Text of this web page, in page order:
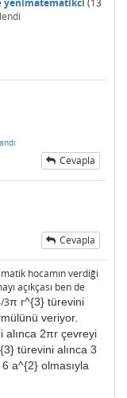
yenimatematikci (13
Cevapla
Cevapla
hocamın verdiği
açıkçası ben de
3π r^{3} türevini
veriyor.
alınca 2πr çevreyi
türevini alınca 3
a^{2} olmasıyla